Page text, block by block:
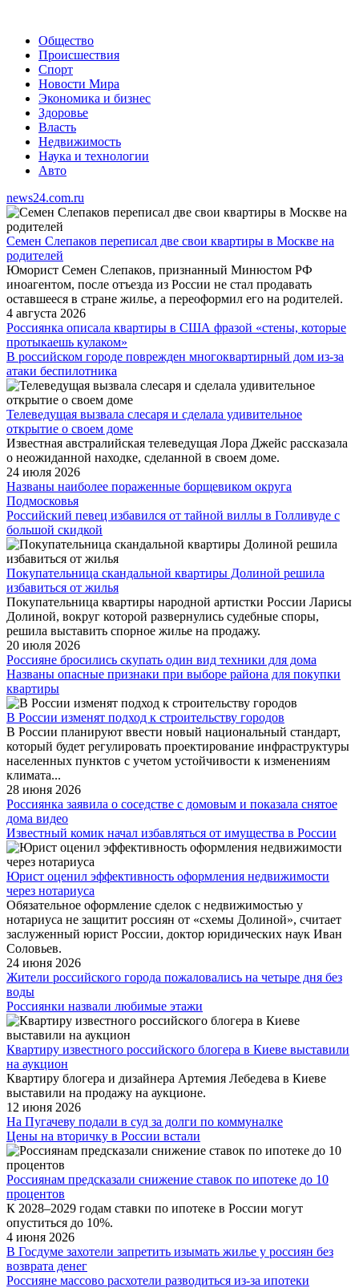
Общество
Происшествия
Спорт
Новости Мира
Экономика и бизнес
Здоровье
Власть
Недвижимость
Наука и технологии
Авто
news24.com.ru
Семен Слепаков переписал две свои квартиры в Москве на
родителей
Юморист Семен Слепаков, признанный Минюстом РФ
иноагентом, после отъезда из России не стал продавать
оставшееся в стране жилье, а переоформил его на родителей.
4 августа 2026
Россиянка описала квартиры в США фразой «стены, которые
протыкаешь кулаком»
В российском городе поврежден многоквартирный дом из-за
атаки беспилотника
Телеведущая вызвала слесаря и сделала удивительное
открытие о своем доме
Известная австралийская телеведущая Лора Джейс рассказала
о неожиданной находке, сделанной в своем доме.
24 июля 2026
Названы наиболее пораженные борщевиком округа
Подмосковья
Российский певец избавился от тайной виллы в Голливуде с
большой скидкой
Покупательница скандальной квартиры Долиной решила
избавиться от жилья
Покупательница квартиры народной артистки России Ларисы
Долиной, вокруг которой развернулись судебные споры,
решила выставить спорное жилье на продажу.
20 июля 2026
Россияне бросились скупать один вид техники для дома
Названы опасные признаки при выборе района для покупки
квартиры
В России изменят подход к строительству городов
В России планируют ввести новый национальный стандарт,
который будет регулировать проектирование инфраструктуры
населенных пунктов с учетом устойчивости к изменениям
климата...
28 июня 2026
Россиянка заявила о соседстве с домовым и показала снятое
дома видео
Известный комик начал избавляться от имущества в России
Юрист оценил эффективность оформления недвижимости
через нотариуса
Обязательное оформление сделок с недвижимостью у
нотариуса не защитит россиян от «схемы Долиной», считает
заслуженный юрист России, доктор юридических наук Иван
Соловьев.
24 июня 2026
Жители российского города пожаловались на четыре дня без
воды
Россиянки назвали любимые этажи
Квартиру известного российского блогера в Киеве выставили
на аукцион
Квартиру блогера и дизайнера Артемия Лебедева в Киеве
выставили на продажу на аукционе.
12 июня 2026
На Пугачеву подали в суд за долги по коммуналке
Цены на вторичку в России встали
Россиянам предсказали снижение ставок по ипотеке до 10
процентов
К 2028–2029 годам ставки по ипотеке в России могут
опуститься до 10%.
4 июня 2026
В Госдуме захотели запретить изымать жилье у россиян без
возврата денег
Россияне массово расхотели разводиться из-за ипотеки